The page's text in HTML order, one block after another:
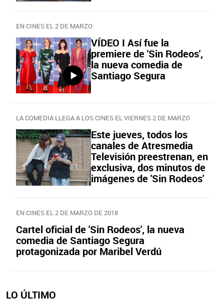
EN CINES EL 2 DE MARZO
VÍDEO I Así fue la
premiere de 'Sin Rodeos',
la nueva comedia de
Santiago Segura
LA COMEDIA LLEGA A LOS CINES EL VIERNES 2 DE MARZO
Este jueves, todos los
canales de Atresmedia
Televisión preestrenan, en
exclusiva, dos minutos de
imágenes de 'Sin Rodeos'
EN CINES EL 2 DE MARZO DE 2018
Cartel oficial de 'Sin Rodeos', la nueva
comedia de Santiago Segura
protagonizada por Maribel Verdú
LO ÚLTIMO